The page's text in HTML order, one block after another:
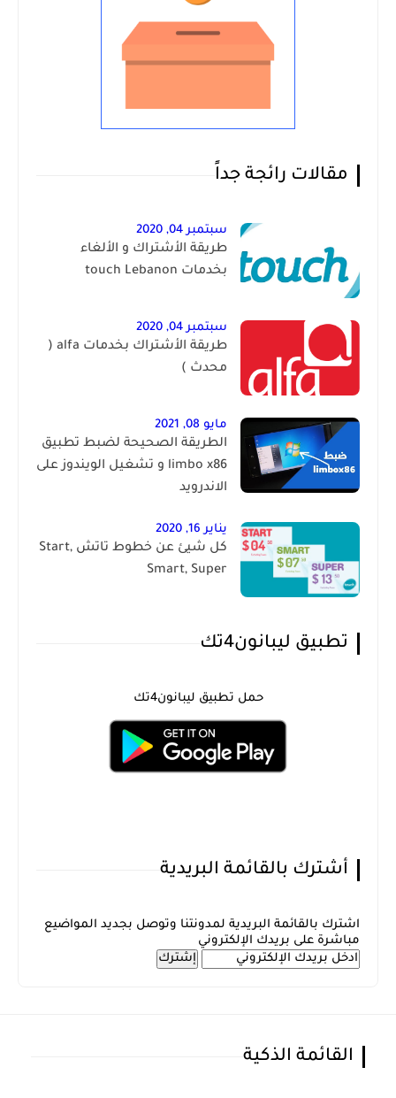
مقالات رائجة جداً
سبتمبر 04, 2020
طريقة الأشتراك و الألغاء
بخدمات touch Lebanon
سبتمبر 04, 2020
طريقة الأشتراك بخدمات alfa (
محدث )
مايو 08, 2021
الطريقة الصحيحة لضبط تطبيق
limbo x86 و تشغيل الويندوز على
الاندرويد
يناير 16, 2020
كل شيئ عن خطوط تاتش Start,
Smart, Super
تطبيق ليبانون4تك
حمل تطبيق ليبانون4تك
أشترك بالقائمة البريدية
اشترك بالقائمة البريدية لمدونتنا وتوصل بجديد المواضيع
مباشرة على بريدك الإلكتروني
القائمة الذكية